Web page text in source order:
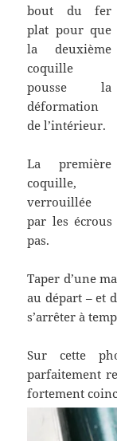
bout du fer
plat pour que
la deuxième
coquille
pousse la
déformation
de l’intérieur.
La première
coquille,
verrouillée
par les
pas.
Taper d’une
au départ – et
s’arrêter à
Sur cette
parfaitement
fortement